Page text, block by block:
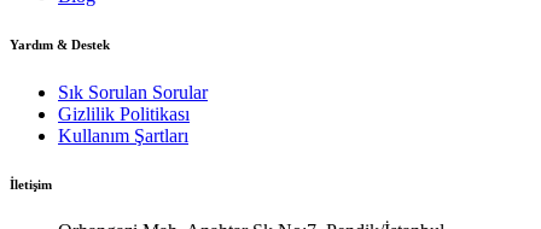
Yardım & Destek
Sık Sorulan Sorular
Gizlilik Politikası
Kullanım Şartları
İletişim